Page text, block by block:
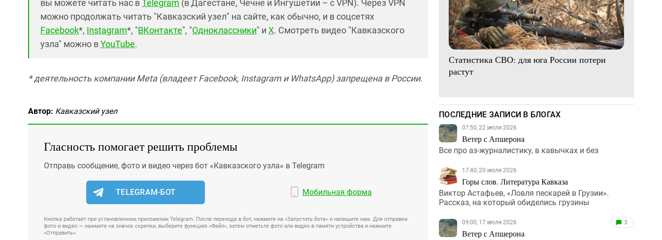
вы можете читать нас вTelegram (в Дагестане, Чечне и Ингушетии – с VPN). Через VPN
можно продолжать читать "Кавказский узел" на сайте, как обычно, и в соцсетях
Facebook*, Instagram*, "ВКонтакте", "Одноклассники" и X. Смотреть видео "Кавказского
узла" можно вYouTube.
* деятельность компании Meta (владеет Facebook, Instagram и WhatsApp) запрещена в России.
Автор: Кавказский узел
Гласность помогает решить проблемы
Отправь сообщение, фото и видео через бот «Кавказского узла» в Telegram
TELEGRAM-БОТ Мобильная форма
Кнопка работает при установленном приложении Telegram. После перехода в бот, нажмите на «Запустить бота» и напишите нам. Для отправки
фото и видео — нажмите на значок скрепки, выберите функцию «Файл», затем отметьте фото или видео в памяти устройства и нажмите
«Отправить».
Статистика СВО: для юга России потери
растут
ПОСЛЕДНИЕ ЗАПИСИ В БЛОГАХ
07:50, 22 июля 2026
Ветер с Апшерона
Все про аз-журналистику, в кавычках и без
17:40, 20 июля 2026
Горы слов. Литература Кавказа
Виктор Астафьев, «Ловля пескарей в Грузии».
Рассказ, на который обиделись грузины
09:00, 17 июля 2026
Ветер с Апшерона
3